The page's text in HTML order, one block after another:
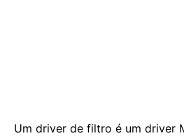
Um driver de filtro é um driver